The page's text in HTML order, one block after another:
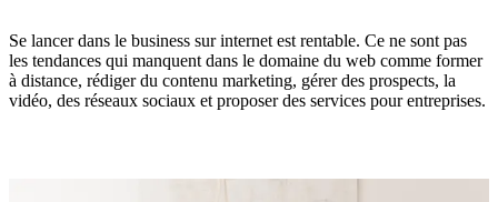
Se lancer dans le business sur internet est rentable. Ce ne sont pas
les tendances qui manquent dans le domaine du web comme former
à distance, rédiger du contenu marketing, gérer des prospects, la
vidéo, des réseaux sociaux et proposer des services pour entreprises.